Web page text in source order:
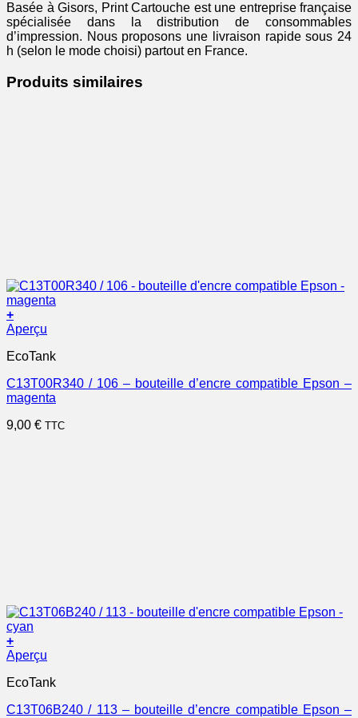
Basée à Gisors, Print Cartouche est une entreprise française
spécialisée dans la distribution de consommables
d’impression. Nous proposons une livraison rapide sous 24
h (selon le mode choisi) partout en France.
Produits similaires
+
Aperçu
EcoTank
C13T00R340 / 106 – bouteille d’encre compatible Epson –
magenta
9,00 € TTC
+
Aperçu
EcoTank
C13T06B240 / 113 – bouteille d’encre compatible Epson –